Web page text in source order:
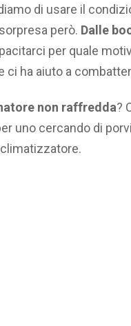
di usare il
però. Dalle
per quale
ha aiuto a
non raffredda?
uno cercando di